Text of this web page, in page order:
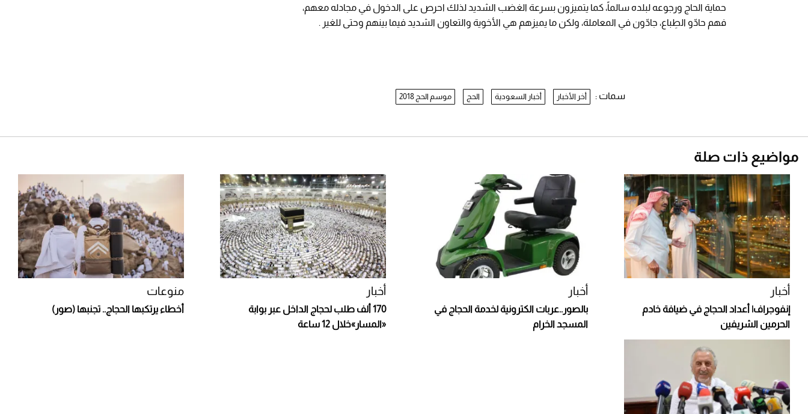
حماية الحاج ورجوعه لبلده سالماً، كما يتميزون بسرعة الغضب الشديد لذلك احرص على الدخول في مجادله معهم،
فهم حادّو الطِباع، جادّون في المعاملة، ولكن ما يميزهم هي الأخوية والتعاون الشديد فيما بينهم وحتى للغير .
سمات : أخر الأخبار أخبار السعودية الحج موسم الحج 2018
مواضيع ذات صلة
أخبار
إنفوجراف| أعداد الحجاج في ضيافة خادم
الحرمين الشريفين
أخبار
بالصور..عربات الكترونية لخدمة الحجاج في
المسجد الخرام
أخبار
170 ألف طلب لحجاج الداخل عبر بوابة
«المسار»خلال 12 ساعة
منوعات
أخطاء يرتكبها الحجاج.. تجنبها (صور)